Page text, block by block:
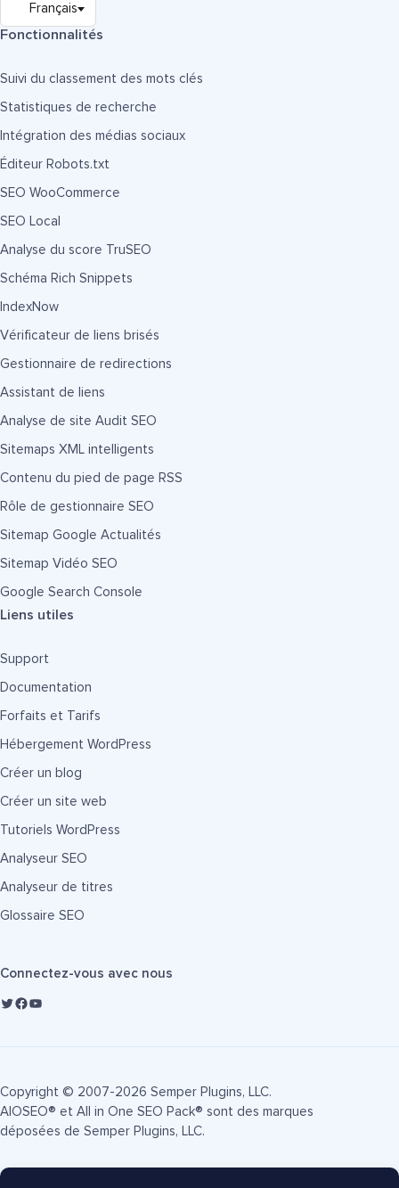
Fonctionnalités
Suivi du classement des mots clés
Statistiques de recherche
Intégration des médias sociaux
Éditeur Robots.txt
SEO WooCommerce
SEO Local
Analyse du score TruSEO
Schéma Rich Snippets
IndexNow
Vérificateur de liens brisés
Gestionnaire de redirections
Assistant de liens
Analyse de site Audit SEO
Sitemaps XML intelligents
Contenu du pied de page RSS
Rôle de gestionnaire SEO
Sitemap Google Actualités
Sitemap Vidéo SEO
Google Search Console
Liens utiles
Support
Documentation
Forfaits et Tarifs
Hébergement WordPress
Créer un blog
Créer un site web
Tutoriels WordPress
Analyseur SEO
Analyseur de titres
Glossaire SEO
Connectez-vous avec nous
Copyright © 2007-2026 Semper Plugins, LLC.
AIOSEO® et All in One SEO Pack® sont des marques
déposées de Semper Plugins, LLC.
Conditions d'utilisation